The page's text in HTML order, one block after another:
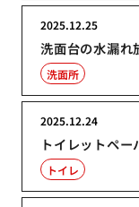
洗面台の水漏れ
2025.12.25
洗面所
トイレットペ
2025.12.24
トイレ